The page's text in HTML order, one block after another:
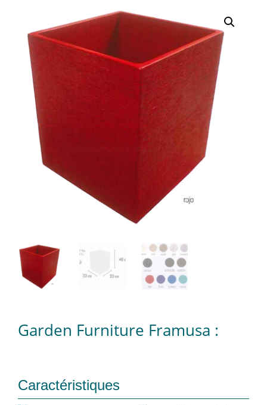
Garden Furniture Framusa :
Caractéristiques